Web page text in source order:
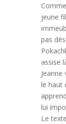
jeune
pas
assise
le haut
lui
Le